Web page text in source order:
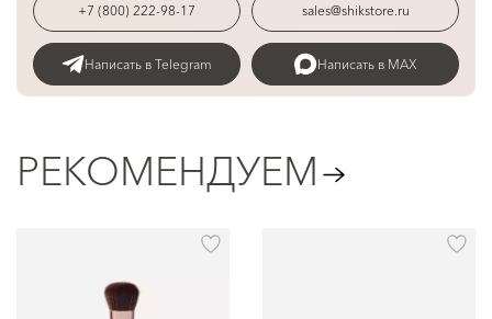
+7 (800) 222-98-17 sales@shikstore.ru
Написать в Telegram Написать в MAX
РЕКОМЕНДУЕМ